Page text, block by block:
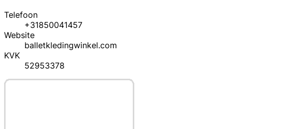
Telefoon
+31850041457
Website
balletkledingwinkel.com
KVK
52953378